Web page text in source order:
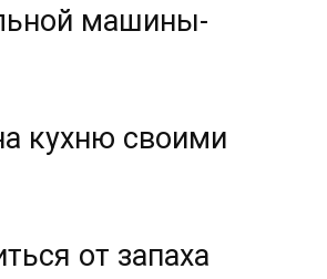
машины-
кухню своими
от запаха